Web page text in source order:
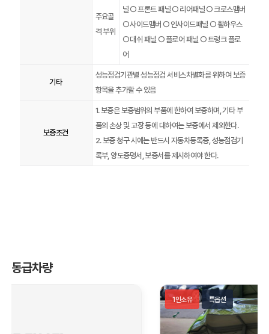
주요골
격 부위
널 ○ 프론트 패널 ○ 리어패널 ○ 크로스맴버
○ 사이드맴버 ○ 인사이드패널 ○ 휠하우스
○ 대쉬 패널 ○ 플로어 패널 ○ 트렁크 플로
어
기타
성능점검기관별 성능점검 서비스차별화를 위하여 보증
항목을 추가할 수 있음
보증조건
1. 보증은 보증범위의 부품에 한하여 보증하며, 기타 부
품의 손상 및 고장 등에 대하여는 보증에서 제외한다.
2. 보증 청구 시에는 반드시 자동차등록증, 성능점검기
록부, 양도증명서, 보증서를 제시하여야 한다.
동급차량